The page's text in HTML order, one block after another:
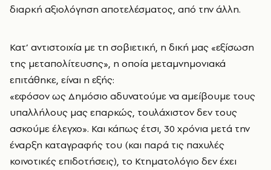
διαρκή αξιολόγηση αποτελέσματος, από την άλλη.
Κατ’ αντιστοιχία με τη σοβιετική, η δική μας «εξίσωση
της μεταπολίτευσης», η οποία μεταμνημονιακά
επιτάθηκε, είναι η εξής:
«εφόσον ως Δημόσιο αδυνατούμε να αμείβουμε τους
υπαλλήλους μας επαρκώς, τουλάχιστον δεν τους
ασκούμε έλεγχο». Και κάπως έτσι, 30 χρόνια μετά την
έναρξη καταγραφής του (και παρά τις παχυλές
κοινοτικές επιδοτήσεις), το Κτηματολόγιο δεν έχει